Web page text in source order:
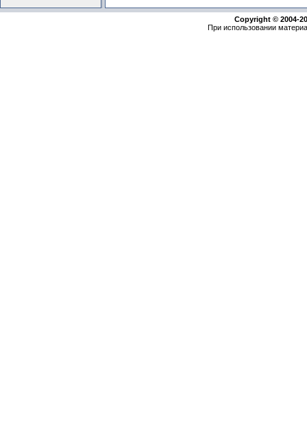
Copyright © 2004-
При использовании